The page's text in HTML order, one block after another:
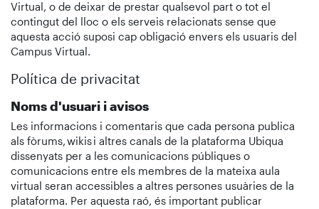
Virtual, o de deixar de prestar qualsevol part o tot el
contingut del lloc o els serveis relacionats sense que
aquesta acció suposi cap obligació envers els usuaris del
Campus Virtual.
Política de privacitat
Noms d'usuari i avisos
Les informacions i comentaris que cada persona publica
als fòrums, wikis i altres canals de la plataforma Ubiqua
dissenyats per a les comunicacions públiques o
comunicacions entre els membres de la mateixa aula
virtual seran accessibles a altres persones usuàries de la
plataforma. Per aquesta raó, és important publicar